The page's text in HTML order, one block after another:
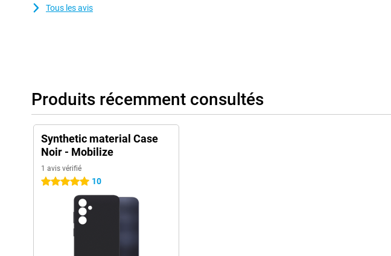
Tous les avis
Produits récemment consultés
Synthetic material Case
Noir - Mobilize
1 avis vérifié
5 étoiles 10